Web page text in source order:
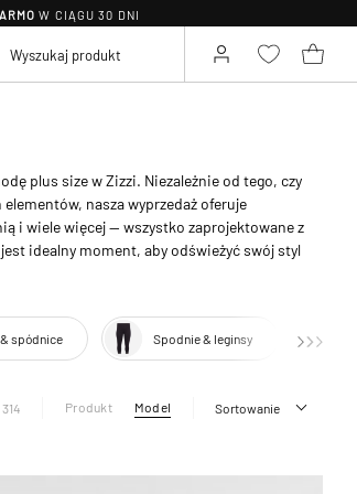
W CIĄGU 30 DNI
plus size w Zizzi. Niezależnie od tego, czy
nasza wyprzedaż oferuje
i wiele więcej — wszystko zaprojektowane z
idealny moment, aby odświeżyć swój styl
spódnice Spodnie & leginsy
Produkt Model Sortowanie